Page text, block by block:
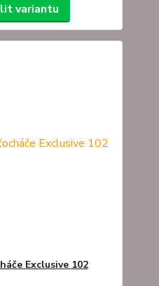
variantu
Exclusive 102